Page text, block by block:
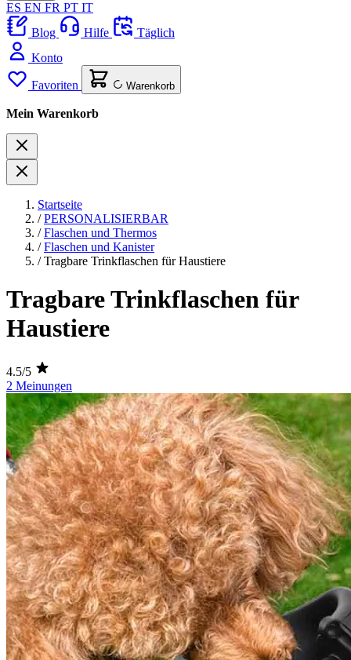
ES EN FR PT IT
Blog
Hilfe
Täglich
Konto
Favoriten Warenkorb
Mein Warenkorb
Startseite
/ PERSONALISIERBAR
/ Flaschen und Thermos
/ Flaschen und Kanister
/ Tragbare Trinkflaschen für Haustiere
Tragbare Trinkflaschen für
Haustiere
4.5/5
2 Meinungen